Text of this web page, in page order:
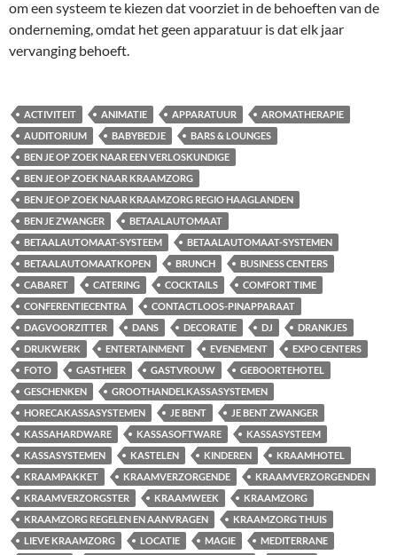
om een systeem te kiezen dat voorziet in de behoeften van de
onderneming, omdat het geen apparatuur is dat elk jaar
vervanging behoeft.
ACTIVITEIT ANIMATIE APPARATUUR
AROMATHERAPIE
AUDITORIUM
BABYBEDJE
BARS & LOUNGES
BEN JE OP ZOEK NAAR EEN VERLOSKUNDIGE
BEN JE OP ZOEK NAAR KRAAMZORG
BEN JE OP ZOEK NAAR KRAAMZORG REGIO HAAGLANDEN
BEN JE ZWANGER
BETAALAUTOMAAT
BETAALAUTOMAAT-SYSTEEM
BETAALAUTOMAAT-SYSTEMEN
BETAALAUTOMAATKOPEN
BRUNCH
BUSINESS CENTERS
CABARET
CATERING COCKTAILS
COMFORT TIME
CONFERENTIECENTRA
CONTACTLOOS-PINAPPARAAT
DAGVOORZITTER
DANS DECORATIE DJ
DRANKJES
DRUKWERK
ENTERTAINMENT EVENEMENT
EXPO CENTERS
FOTO
GASTHEER GASTVROUW
GEBOORTEHOTEL
GESCHENKEN
GROOTHANDELKASSASYSTEMEN
HORECAKASSASYSTEMEN
JE BENT
JE BENT ZWANGER
KASSAHARDWARE
KASSASOFTWARE
KASSASYSTEEM
KASSASYSTEMEN
KASTELEN KINDEREN
KRAAMHOTEL
KRAAMPAKKET
KRAAMVERZORGENDE
KRAAMVERZORGENDEN
KRAAMVERZORGSTER
KRAAMWEEK
KRAAMZORG
KRAAMZORG REGELEN EN AANVRAGEN
KRAAMZORG THUIS
LIEVE KRAAMZORG
LOCATIE MAGIE
MEDITERRANE